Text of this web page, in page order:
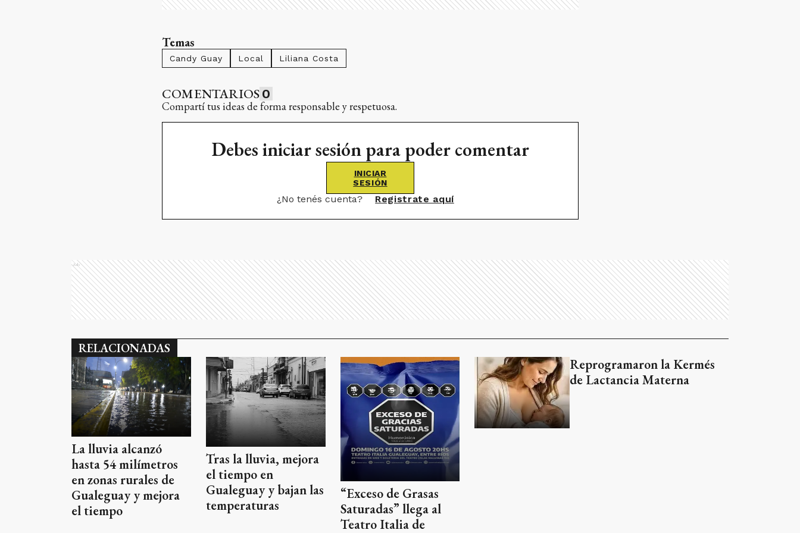
Temas
Candy Guay Local Liliana Costa
COMENTARIOS 0
Compartí tus ideas de forma responsable y respetuosa.
Debes iniciar sesión para poder comentar
INICIAR
SESIÓN
¿No tenés cuenta? Registrate aquí
Ads
RELACIONADAS
La lluvia alcanzó
hasta 54 milímetros
en zonas rurales de
Gualeguay y mejora
el tiempo
Tras la lluvia, mejora
el tiempo en
Gualeguay y bajan las
temperaturas
“Exceso de Grasas
Saturadas” llega al
Teatro Italia de
Reprogramaron la Kermés
de Lactancia Materna